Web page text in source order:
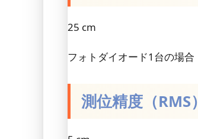
25 cm
フォトダイオード1台の場合
測位精度（RMS）